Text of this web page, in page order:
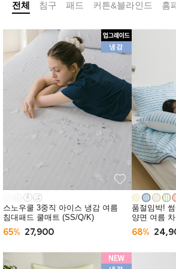
전체 침구 패드 커튼&블라인드 홈
스노우쿨 3중직 아이스 냉감 여름
침대패드 쿨매트 (SS/Q/K)
65% 27,900
품절임박!
양면 여름
68%